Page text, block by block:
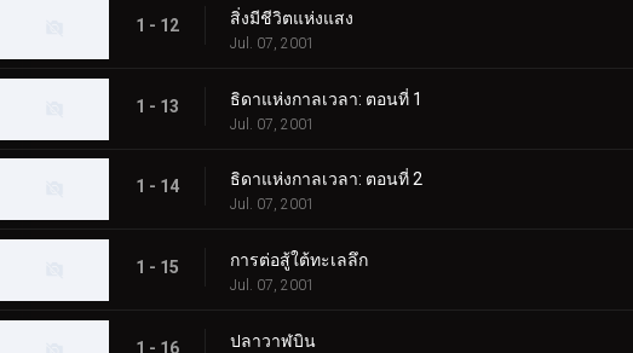
1 - 12 สิ่งมีชีวิตแห่งแสง
Jul. 07, 2001
1 - 13 ธิดาแห่งกาลเวลา: ตอนที่ 1
Jul. 07, 2001
1 - 14 ธิดาแห่งกาลเวลา: ตอนที่ 2
Jul. 07, 2001
1 - 15 การต่อสู้ใต้ทะเลลึก
Jul. 07, 2001
1 - 16 ปลาวาฬบิน